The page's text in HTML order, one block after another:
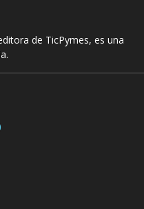
de TicPymes, es una